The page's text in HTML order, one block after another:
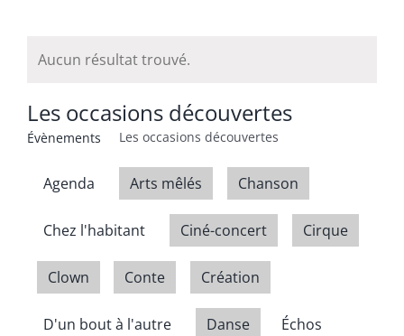
Aucun résultat trouvé.
Les occasions découvertes
Évènements Les occasions découvertes
Agenda Arts mêlés Chanson
Chez l'habitant Ciné-concert Cirque
Clown Conte Création
D'un bout à l'autre Danse Échos